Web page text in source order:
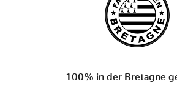
100% in der Bretagne